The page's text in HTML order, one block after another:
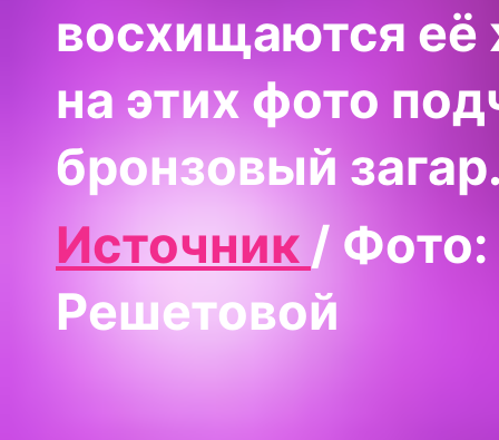
восхищаются её
на этих фото
бронзовый
Источник / Фото:
Решетовой